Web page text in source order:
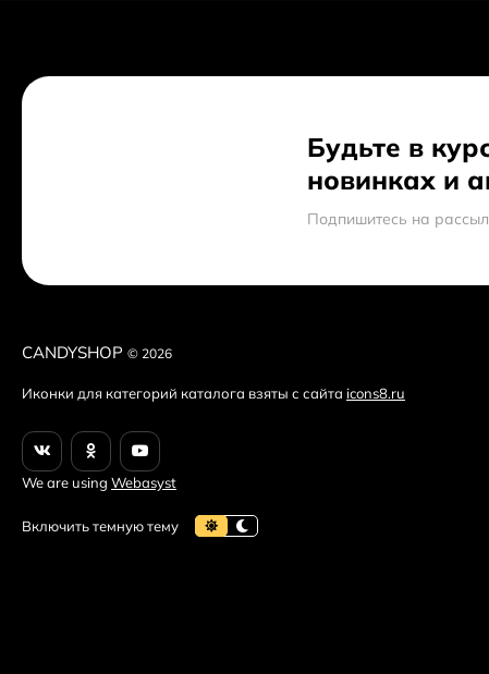
Будьте в
новинках и
Подпишитесь на
CANDYSHOP © 2026
Иконки для категорий каталога взяты с сайта icons8.ru
We are using Webasyst